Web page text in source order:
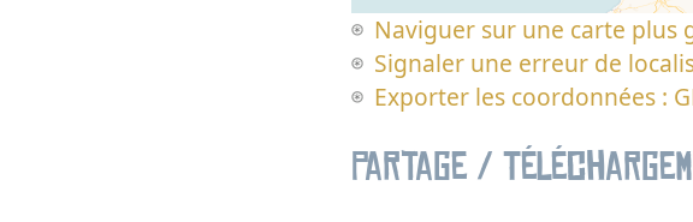
Naviguer sur une carte plus
Signaler une erreur de
Exporter les coordonnées :
Partage /